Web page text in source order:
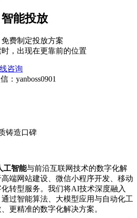
能投放
费制定投放方案
，出现在更靠前的位置
咨询
：yanboss0901
铸造口碑
工智能与前沿互联网技术的数字化解
端网站建设、微信小程序开发、移动
转型服务。我们将AI技术深度融入
过智能算法、大模型应用与自动化工
更精准的数字化解决方案。